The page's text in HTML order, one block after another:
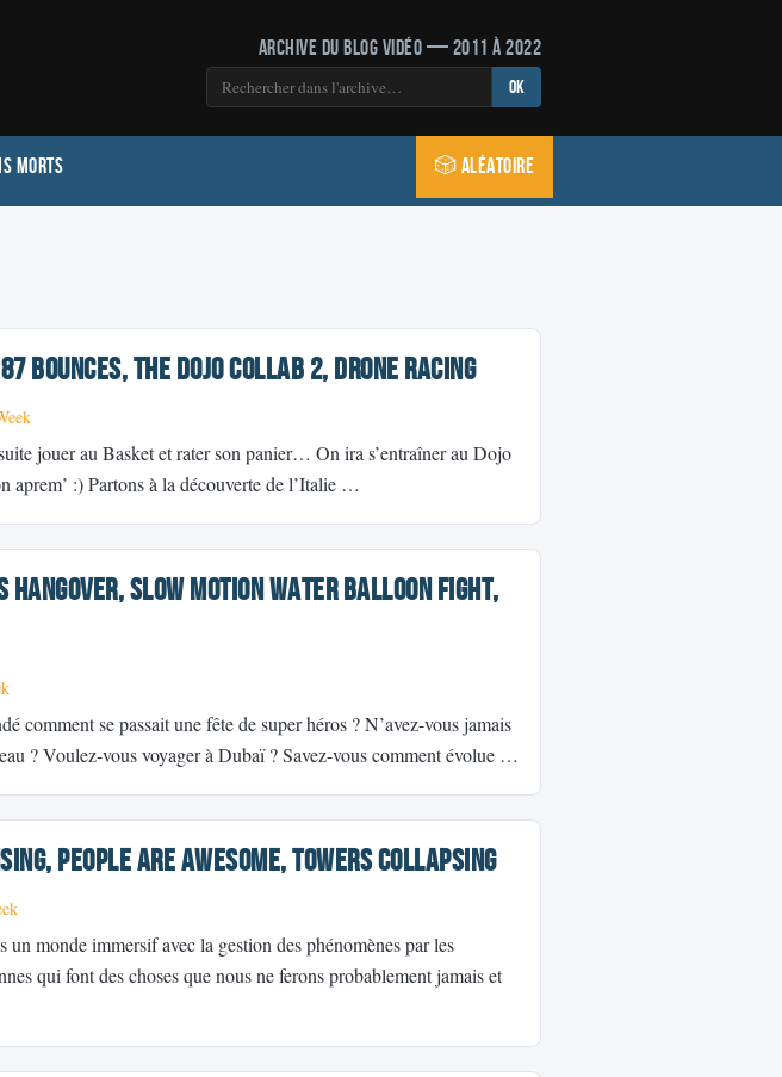
Archive du blog vidéo — 2011 à 2022
OK
morts 🎲 Aléatoire
BOUNCES, The Dojo Collab 2, Drone racing
jouer au Basket et rater son panier… On ira s’entraîner au Dojo
aprem’ :) Partons à la découverte de l’Italie …
Hangover, Slow Motion Water Balloon Fight,
comment se passait une fête de super héros ? N’avez-vous jamais
? Voulez-vous voyager à Dubaï ? Savez-vous comment évolue …
PEOPLE ARE AWESOME, Towers Collapsing
monde immersif avec la gestion des phénomènes par les
qui font des choses que nous ne ferons probablement jamais et